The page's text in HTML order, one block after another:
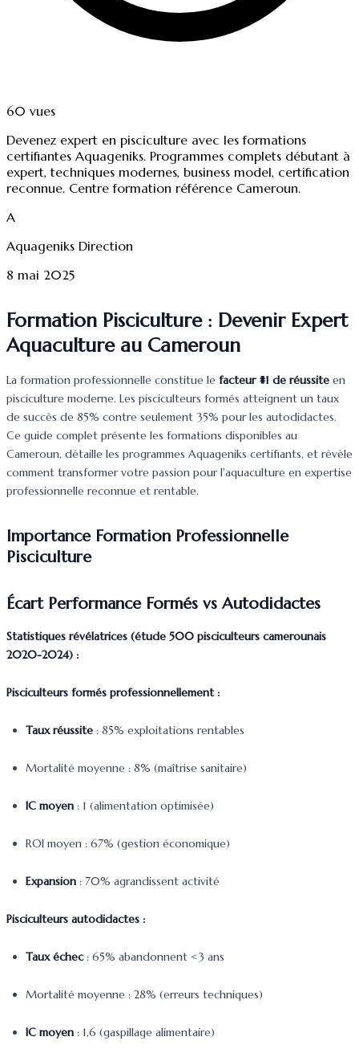
60 vues
Devenez expert en pisciculture avec les formations
certifiantes Aquageniks. Programmes complets débutant à
expert, techniques modernes, business model, certification
reconnue. Centre formation référence Cameroun.
A
Aquageniks Direction
8 mai 2025
Formation Pisciculture : Devenir Expert
Aquaculture au Cameroun
La formation professionnelle constitue le facteur #1 de réussite en
pisciculture moderne. Les pisciculteurs formés atteignent un taux
de succès de 85% contre seulement 35% pour les autodidactes.
Ce guide complet présente les formations disponibles au
Cameroun, détaille les programmes Aquageniks certifiants, et révèle
comment transformer votre passion pour l'aquaculture en expertise
professionnelle reconnue et rentable.
Importance Formation Professionnelle
Pisciculture
Écart Performance Formés vs Autodidactes
Statistiques révélatrices (étude 500 pisciculteurs camerounais
2020-2024) :
Pisciculteurs formés professionnellement :
Taux réussite : 85% exploitations rentables
Mortalité moyenne : 8% (maîtrise sanitaire)
IC moyen : 1 (alimentation optimisée)
ROI moyen : 67% (gestion économique)
Expansion : 70% agrandissent activité
Pisciculteurs autodidactes :
Taux échec: 65% abandonnent <3 ans
Mortalité moyenne : 28% (erreurs techniques)
IC moyen : 1,6 (gaspillage alimentaire)